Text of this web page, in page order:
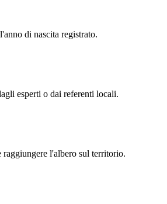
di nascita registrato.
esperti o dai referenti locali.
raggiungere l'albero sul territorio.